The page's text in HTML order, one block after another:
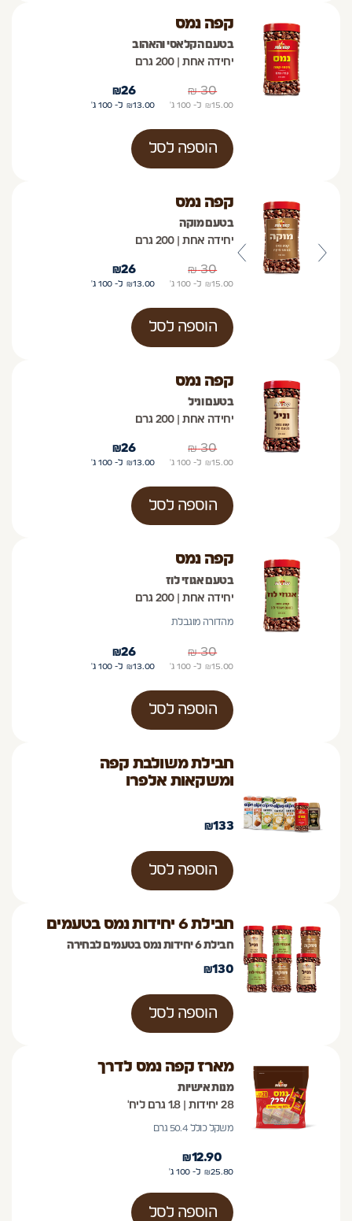
קפה נמס
בטעם הקלאסי והאהוב
יחידה אחת | 200 גרם
30
₪
15.00
₪ ל- 100 ג'
26
₪
13.00
₪ ל- 100 ג'
הוספה לסל
קפה נמס
בטעם מוקה
יחידה אחת | 200 גרם
30
₪
15.00
₪ ל- 100 ג'
26
₪
13.00
₪ ל- 100 ג'
הוספה לסל
קפה נמס
בטעם וניל
יחידה אחת | 200 גרם
30
₪
15.00
₪ ל- 100 ג'
26
₪
13.00
₪ ל- 100 ג'
הוספה לסל
קפה נמס
בטעם אגוזי לוז
יחידה אחת | 200 גרם
מהדורה מוגבלת
30
₪
15.00
₪ ל- 100 ג'
26
₪
13.00
₪ ל- 100 ג'
הוספה לסל
חבילת משולבת קפה
ומשקאות אלפרו
133
₪
הוספה לסל
חבילת 6 יחידות נמס בטעמים
חבילת 6 יחידות נמס בטעמים לבחירה
130
₪
הוספה לסל
מארז קפה נמס לדרך
מנות אישיות
28 יחידות | 1.8 גרם ליח'
משקל כולל 50.4 גרם
12.90
₪
25.80
₪ ל- 100 ג'
הוספה לסל